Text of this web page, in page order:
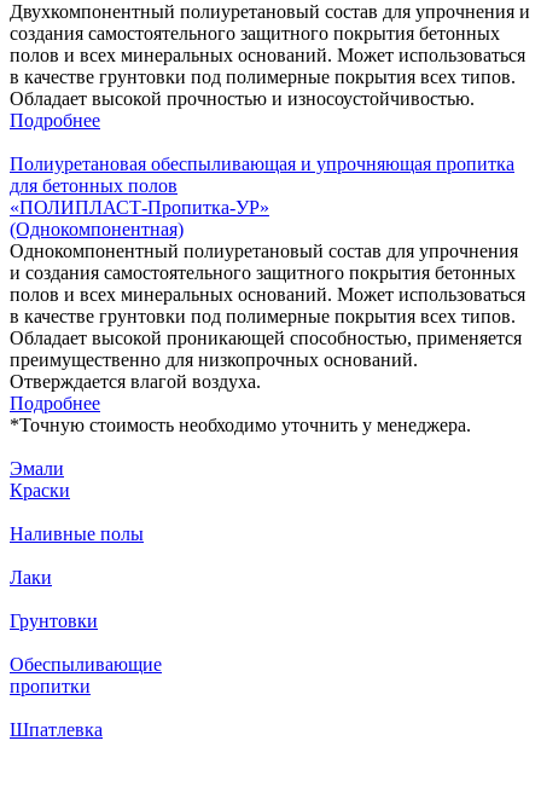
Двухкомпонентный полиуретановый состав для упрочнения и
создания самостоятельного защитного покрытия бетонных
полов и всех минеральных оснований. Может использоваться
в качестве грунтовки под полимерные покрытия всех типов.
Обладает высокой прочностью и износоустойчивостью.
Подробнее
Полиуретановая обеспыливающая и упрочняющая пропитка
для бетонных полов
«ПОЛИПЛАСТ-Пропитка-УР»
(Однокомпонентная)
Однокомпонентный полиуретановый состав для упрочнения
и создания самостоятельного защитного покрытия бетонных
полов и всех минеральных оснований. Может использоваться
в качестве грунтовки под полимерные покрытия всех типов.
Обладает высокой проникающей способностью, применяется
преимущественно для низкопрочных оснований.
Отверждается влагой воздуха.
Подробнее
*Точную стоимость необходимо уточнить у менеджера.
Эмали
Краски
Наливные полы
Лаки
Грунтовки
Обеспыливающие
пропитки
Шпатлевка